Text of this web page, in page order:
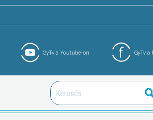
GyTv a
GyTv a Youtube-on